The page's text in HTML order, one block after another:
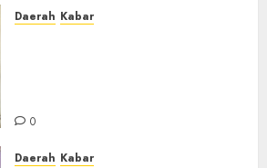
Daerah Kabar
0
Daerah Kabar